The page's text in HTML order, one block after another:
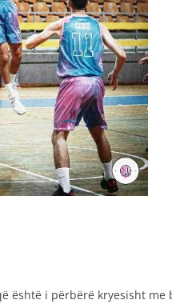
është i përbërë kryesisht